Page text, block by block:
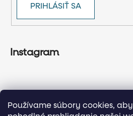
Používame súbory cookies,
PRIHLÁSIŤ SA
Instagram